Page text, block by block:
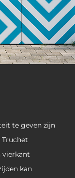
te geven zijn
vierkant
kan